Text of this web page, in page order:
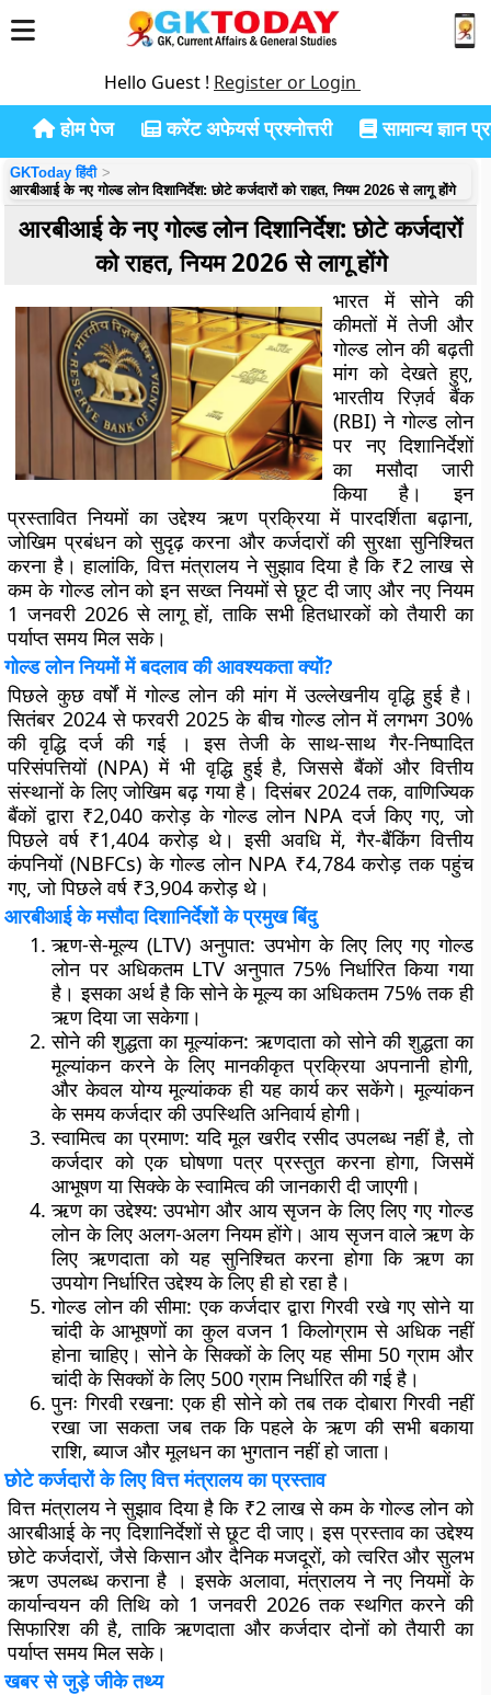
Hello Guest ! Register or Login
होम पेज करेंट अफेयर्स प्रश्नोत्तरी सामान्य ज्ञान
GKToday हिंदी
आरबीआई के नए गोल्ड लोन दिशानिर्देश: छोटे कर्जदारों को राहत, नियम 2026 से लागू होंगे
आरबीआई के नए गोल्ड लोन दिशानिर्देश: छोटे कर्जदारों
को राहत, नियम 2026 से लागू होंगे
भारत में सोने की
कीमतों में तेजी और
गोल्ड लोन की बढ़ती
मांग को देखते हुए,
भारतीय रिज़र्व बैंक
(RBI) ने गोल्ड लोन
पर नए दिशानिर्देशों
का मसौदा जारी
किया है। इन
प्रस्तावित नियमों का उद्देश्य ऋण प्रक्रिया में पारदर्शिता बढ़ाना,
जोखिम प्रबंधन को सुदृढ़ करना और कर्जदारों की सुरक्षा सुनिश्चित
करना है। हालांकि, वित्त मंत्रालय ने सुझाव दिया है कि ₹2 लाख से
कम के गोल्ड लोन को इन सख्त नियमों से छूट दी जाए और नए नियम
1 जनवरी 2026 से लागू हों, ताकि सभी हितधारकों को तैयारी का
पर्याप्त समय मिल सके।
गोल्ड लोन नियमों में बदलाव की आवश्यकता क्यों?
पिछले कुछ वर्षों में गोल्ड लोन की मांग में उल्लेखनीय वृद्धि हुई है।
सितंबर 2024 से फरवरी 2025 के बीच गोल्ड लोन में लगभग 30%
की वृद्धि दर्ज की गई । इस तेजी के साथ-साथ गैर-निष्पादित
परिसंपत्तियों (NPA) में भी वृद्धि हुई है, जिससे बैंकों और वित्तीय
संस्थानों के लिए जोखिम बढ़ गया है। दिसंबर 2024 तक, वाणिज्यिक
बैंकों द्वारा ₹2,040 करोड़ के गोल्ड लोन NPA दर्ज किए गए, जो
पिछले वर्ष ₹1,404 करोड़ थे। इसी अवधि में, गैर-बैंकिंग वित्तीय
कंपनियों (NBFCs) के गोल्ड लोन NPA ₹4,784 करोड़ तक पहुंच
गए, जो पिछले वर्ष ₹3,904 करोड़ थे।
आरबीआई के मसौदा दिशानिर्देशों के प्रमुख बिंदु
ऋण-से-मूल्य (LTV) अनुपात: उपभोग के लिए लिए गए गोल्ड
लोन पर अधिकतम LTV अनुपात 75% निर्धारित किया गया
है। इसका अर्थ है कि सोने के मूल्य का अधिकतम 75% तक ही
ऋण दिया जा सकेगा।
सोने की शुद्धता का मूल्यांकन: ऋणदाता को सोने की शुद्धता का
मूल्यांकन करने के लिए मानकीकृत प्रक्रिया अपनानी होगी,
और केवल योग्य मूल्यांकक ही यह कार्य कर सकेंगे। मूल्यांकन
के समय कर्जदार की उपस्थिति अनिवार्य होगी।
स्वामित्व का प्रमाण: यदि मूल खरीद रसीद उपलब्ध नहीं है, तो
कर्जदार को एक घोषणा पत्र प्रस्तुत करना होगा, जिसमें
आभूषण या सिक्के के स्वामित्व की जानकारी दी जाएगी।
ऋण का उद्देश्य: उपभोग और आय सृजन के लिए लिए गए गोल्ड
लोन के लिए अलग-अलग नियम होंगे। आय सृजन वाले ऋण के
लिए ऋणदाता को यह सुनिश्चित करना होगा कि ऋण का
उपयोग निर्धारित उद्देश्य के लिए ही हो रहा है।
गोल्ड लोन की सीमा: एक कर्जदार द्वारा गिरवी रखे गए सोने या
चांदी के आभूषणों का कुल वजन 1 किलोग्राम से अधिक नहीं
होना चाहिए। सोने के सिक्कों के लिए यह सीमा 50 ग्राम और
चांदी के सिक्कों के लिए 500 ग्राम निर्धारित की गई है।
पुनः गिरवी रखना: एक ही सोने को तब तक दोबारा गिरवी नहीं
रखा जा सकता जब तक कि पहले के ऋण की सभी बकाया
राशि, ब्याज और मूलधन का भुगतान नहीं हो जाता।
छोटे कर्जदारों के लिए वित्त मंत्रालय का प्रस्ताव
वित्त मंत्रालय ने सुझाव दिया है कि ₹2 लाख से कम के गोल्ड लोन को
आरबीआई के नए दिशानिर्देशों से छूट दी जाए। इस प्रस्ताव का उद्देश्य
छोटे कर्जदारों, जैसे किसान और दैनिक मजदूरों, को त्वरित और सुलभ
ऋण उपलब्ध कराना है । इसके अलावा, मंत्रालय ने नए नियमों के
कार्यान्वयन की तिथि को 1 जनवरी 2026 तक स्थगित करने की
सिफारिश की है, ताकि ऋणदाता और कर्जदार दोनों को तैयारी का
पर्याप्त समय मिल सके।
खबर से जुड़े जीके तथ्य